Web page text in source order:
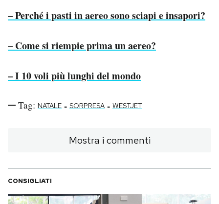
– Perché i pasti in aereo sono sciapi e insapori?
– Come si riempie prima un aereo?
– I 10 voli più lunghi del mondo
Tag: NATALE - SORPRESA - WESTJET
Mostra i commenti
CONSIGLIATI